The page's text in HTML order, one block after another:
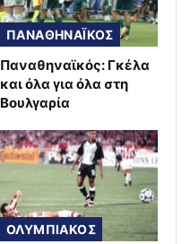
ΠΑΝΑΘΗΝΑΪΚΟΣ
Παναθηναϊκός: Γκέλα
και όλα για όλα στη
Βουλγαρία
ΟΛΥΜΠΙΑΚΟΣ